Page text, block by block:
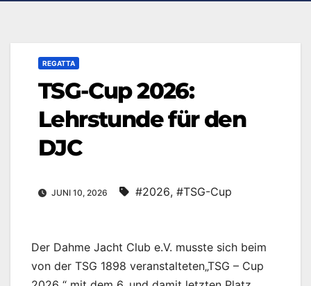
REGATTA
TSG-Cup 2026:
Lehrstunde für den
DJC
JUNI 10, 2026 #2026, #TSG-Cup
Der Dahme Jacht Club e.V. musste sich beim
von der TSG 1898 veranstalteten„TSG – Cup